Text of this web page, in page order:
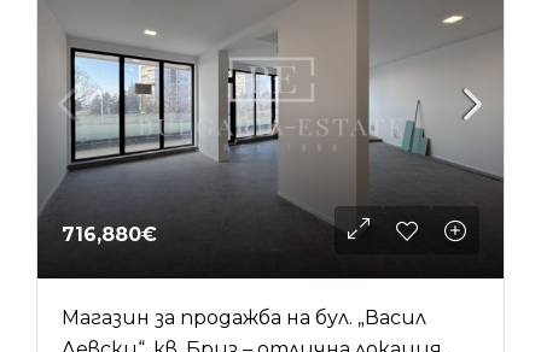
716,880€
Магазин за продажба на бул. „Васил